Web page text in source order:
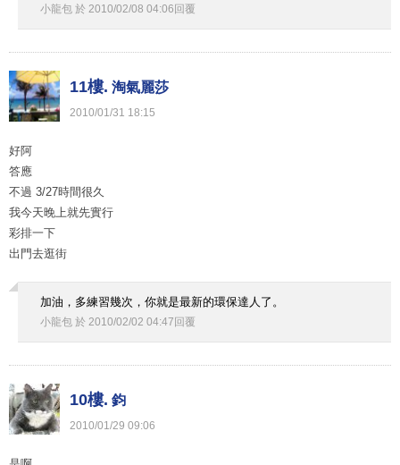
小龍包 於 2010/02/08 04:06 回覆
11樓. 淘氣麗莎
2010/01/31 18:15
好阿
答應
不過 3/27時間很久
我今天晚上就先實行
彩排一下
出門去逛街
加油，多練習幾次，你就是最新的環保達人了。
小龍包 於 2010/02/02 04:47 回覆
10樓. 鈞
2010/01/29 09:06